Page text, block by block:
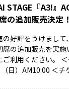
STAGE『A3!』
の追加販売決定！
の好評をうけまして
席の追加販売を実施
ご利用ください。
日）AM10:00 ＜チ